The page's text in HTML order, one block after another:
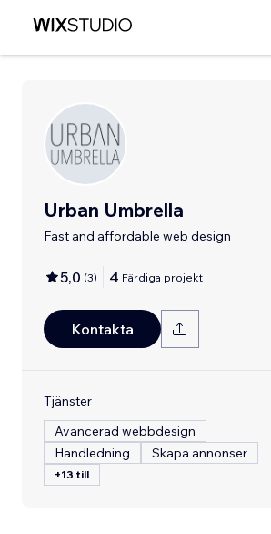
Urban Umbrella
Fast and affordable web design
5,0 (3) 4 Färdiga projekt
Kontakta
Tjänster
Avancerad webbdesign
Handledning
Skapa annonser
+13 till